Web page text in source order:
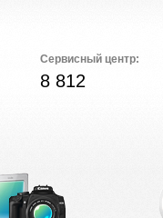
Сервисный центр:
8 812